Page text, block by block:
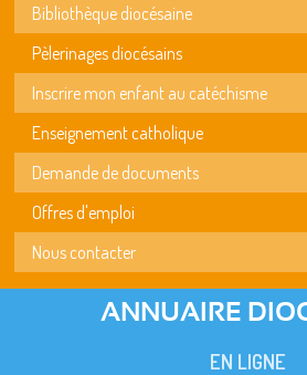
Bibliothèque diocésaine
Pèlerinages diocésains
Inscrire mon enfant au catéchisme
Enseignement catholique
Demande de documents
Offres d'emploi
Nous contacter
ANNUAIRE
EN LIGNE